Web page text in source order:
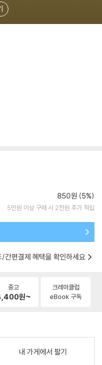
850원 (5%)
5만원 이상 구매 시 2천원 추가 적립
/간편결제 혜택을 확인하세요
중고
원~
크레마클럽
eBook 구독
내 가게에서 팔기